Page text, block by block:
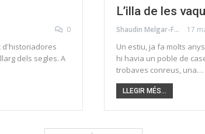
0
d'historiadores
dels segles. A
L’illa de les
Shaudin Melgar-Foraster 17
Un estiu, ja fa molts
hi havia un poble de
trobaves conreus, una…
LLEGIR MÉS...